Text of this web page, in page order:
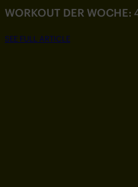
WORKOUT DER
SEE FULL ARTICLE